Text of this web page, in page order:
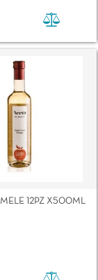
12PZ X500ML